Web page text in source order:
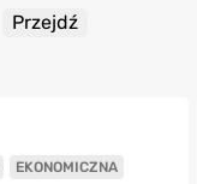
EKONOMICZNA